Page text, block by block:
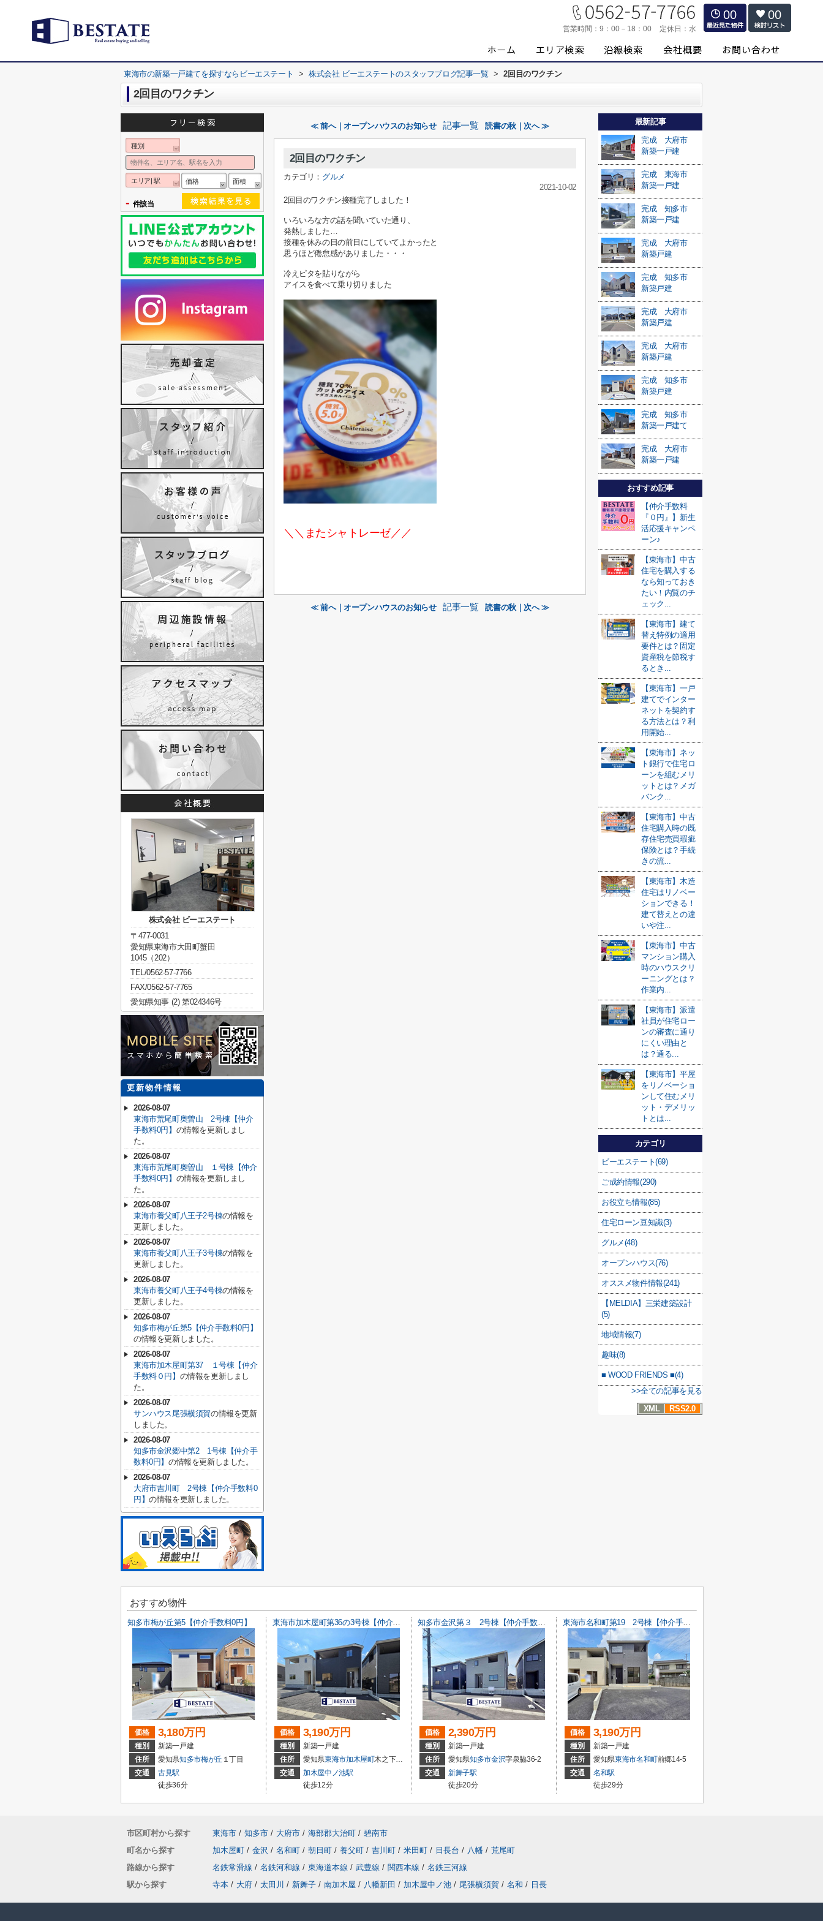
営業時間： 9：00－18：00 定休日： 水
00 00
東海市の新築一戸建てを探すならビーエステート > 株式会社 ビーエステートのスタッフブログ記事一覧 > 2回目のワクチン
2回目のワクチン
≪ 前へ｜オープンハウスのお知らせ 記事一覧 読書の秋｜次へ ≫
2回目のワクチン
カテゴリ： グルメ
2021-10-02
2回目のワクチン接種完了しました！
いろいろな方の話を聞いていた通り、
発熱しました…
接種を休みの日の前日にしていてよかったと
思うほど倦怠感がありました・・・
冷えピタを貼りながら
アイスを食べて乗り切りました
＼＼またシャトレーゼ／／
≪ 前へ｜オープンハウスのお知らせ 記事一覧 読書の秋｜次へ ≫
最新記事
完成 大府市
新築一戸建
完成 東海市
新築一戸建
完成 知多市
新築一戸建
完成 大府市
新築戸建
完成 知多市
新築戸建
完成 大府市
新築戸建
完成 大府市
新築戸建
完成 知多市
新築戸建
完成 知多市
新築一戸建て
完成 大府市
新築一戸建
おすすめ記事
【仲介手数料
『０円』】新生
活応援キャンペ
ーン♪
【東海市】中古
住宅を購入する
なら知っておき
たい！内覧のチ
ェック...
【東海市】建て
替え特例の適用
要件とは？固定
資産税を節税す
るとき...
【東海市】一戸
建てでインター
ネットを契約す
る方法とは？利
用開始...
【東海市】ネッ
ト銀行で住宅ロ
ーンを組むメリ
ットとは？メガ
バンク...
【東海市】中古
住宅購入時の既
存住宅売買瑕疵
保険とは？手続
きの流...
【東海市】木造
住宅はリノベー
ションできる！
建て替えとの違
いや注...
【東海市】中古
マンション購入
時のハウスクリ
ーニングとは？
作業内...
【東海市】派遣
社員が住宅ロー
ンの審査に通り
にくい理由と
は？通る...
【東海市】平屋
をリノベーショ
ンして住むメリ
ット・デメリッ
トとは...
カテゴリ
ビーエステート(69)
ご成約情報(290)
お役立ち情報(85)
住宅ローン豆知識(3)
グルメ(48)
オープンハウス(76)
オススメ物件情報(241)
【MELDIA】三栄建築設計
(5)
地域情報(7)
趣味(8)
■ WOOD FRIENDS ■(4)
>>全ての記事を見る
XML
RSS2.0
種別
エリア| 駅 価格 面積
- 件該当
株式会社 ビーエステート
〒477-0031
愛知県東海市大田町蟹田
1045（202）
TEL/0562-57-7766
FAX/0562-57-7765
愛知県知事 (2) 第024346号
更新物件情報
2026-08-07
東海市荒尾町奥曽山 2号棟【仲介
手数料0円】 の情報を更新しまし
た。
2026-08-07
東海市荒尾町奥曽山 １号棟【仲介
手数料0円】 の情報を更新しまし
た。
2026-08-07
東海市養父町八王子2号棟の情報を
更新しました。
2026-08-07
東海市養父町八王子3号棟の情報を
更新しました。
2026-08-07
東海市養父町八王子4号棟の情報を
更新しました。
2026-08-07
知多市梅が丘第5【仲介手数料0円】
の情報を更新しました。
2026-08-07
東海市加木屋町第37 １号棟【仲介
手数料０円】 の情報を更新しまし
た。
2026-08-07
サンハウス尾張横須賀の情報を更新
しました。
2026-08-07
知多市金沢郷中第2 1号棟【仲介手
数料0円】の情報を更新しました。
2026-08-07
大府市吉川町 2号棟【仲介手数料0
円】の情報を更新しました。
おすすめ物件
知多市梅が丘第5【仲介手数料0円】
価格 3,180万円
種別
新築一戸建
住所
愛知県知多市梅が丘 １丁目
交通
古見駅
徒歩36分
東海市加木屋町第36の3号棟【仲介手数料0円】
価格 3,190万円
種別
新築一戸建
住所
愛知県東海市加木屋町木之下152
交通
加木屋中ノ池駅
徒歩12分
知多市金沢第３ 2号棟【仲介手数料0円】
価格 2,390万円
種別
新築一戸建
住所
愛知県知多市金沢字泉脇36-2
交通
新舞子駅
徒歩20分
東海市名和町第19 2号棟【仲介手数料0円】
価格 3,190万円
種別
新築一戸建
住所
愛知県東海市名和町前郷14-5
交通
名和駅
徒歩29分
市区町村から探す 東海市 / 知多市 / 大府市 / 海部郡大治町 / 碧南市
町名から探す
加木屋町 / 金沢 / 名和町 / 朝日町 / 養父町 / 吉川町 / 米田町 / 日長台 / 八幡 / 荒尾町
路線から探す
名鉄常滑線 / 名鉄河和線 / 東海道本線 / 武豊線 / 関西本線 / 名鉄三河線
駅から探す
寺本 / 大府 / 太田川 / 新舞子 / 南加木屋 / 八幡新田 / 加木屋中ノ池 / 尾張横須賀 / 名和 / 日長